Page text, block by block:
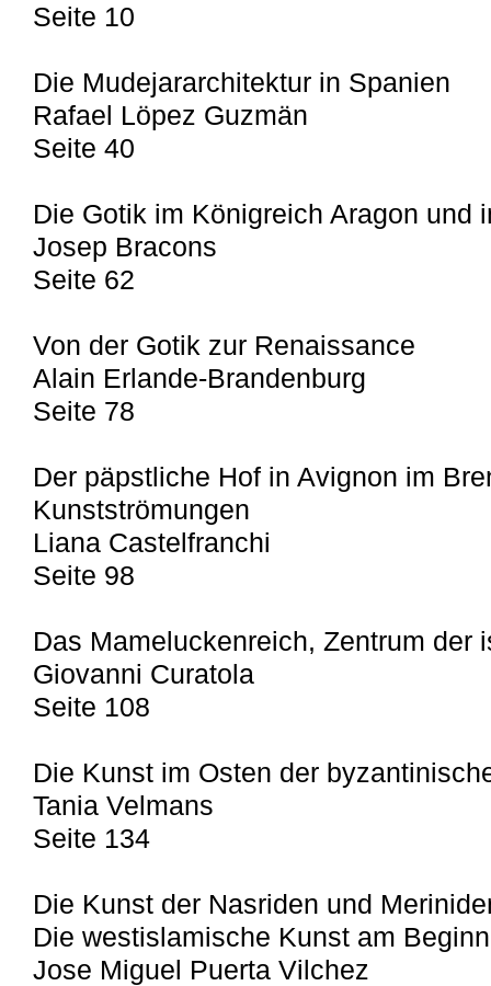
Seite 10
Die Mudejararchitektur in Spanien
Rafael Löpez Guzmän
Seite 40
Die Gotik im Königreich Aragon und
Josep Bracons
Seite 62
Von der Gotik zur Renaissance
Alain Erlande-Brandenburg
Seite 78
Der päpstliche Hof in Avignon im
Kunstströmungen
Liana Castelfranchi
Seite 98
Das Mameluckenreich, Zentrum der
Giovanni Curatola
Seite 108
Die Kunst im Osten der
Tania Velmans
Seite 134
Die Kunst der Nasriden und
Die westislamische Kunst am
Jose Miguel Puerta Vilchez